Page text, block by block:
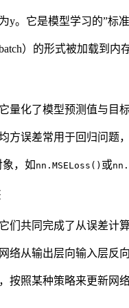
y。它是模型学习的”
）的形式被加载到内
量化了模型预测值与目
方误差常用于回归问
，如 nn.MSELoss() 或
们共同完成了从误差计
络从输出层向输入层
按照某种策略来更新网